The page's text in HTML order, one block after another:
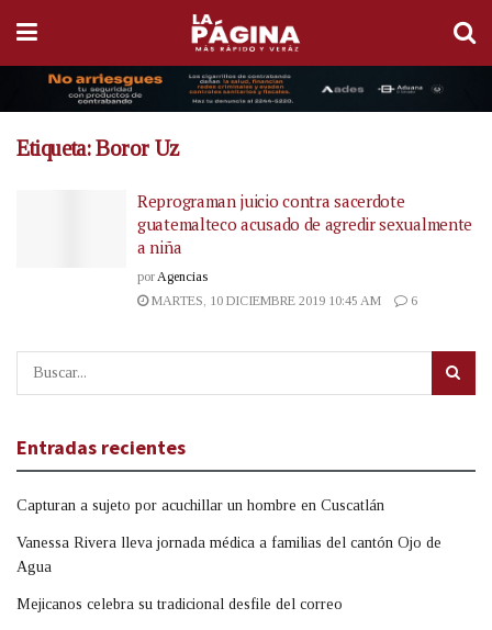
Etiqueta:Boror Uz
Reprograman juicio contra sacerdote
guatemalteco acusado de agredir sexualmente
a niña
por Agencias
MARTES, 10 DICIEMBRE 2019 10:45 AM
6
Entradas recientes
Capturan a sujeto por acuchillar un hombre en Cuscatlán
Vanessa Rivera lleva jornada médica a familias del cantón Ojo de
Agua
Mejicanos celebra su tradicional desfile del correo